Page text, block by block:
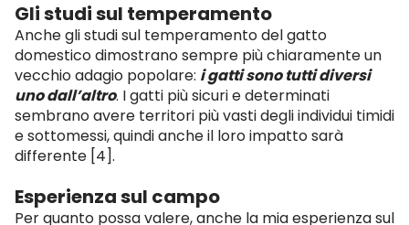
Gli studi sul temperamento
Anche gli studi sul temperamento del gatto
domestico dimostrano sempre più chiaramente un
vecchio adagio popolare: i gatti sono tutti diversi
uno dall’altro. I gatti più sicuri e determinati
sembrano avere territori più vasti degli individui timidi
e sottomessi, quindi anche il loro impatto sarà
differente [4].
Esperienza sul campo
Per quanto possa valere, anche la mia esperienza sul